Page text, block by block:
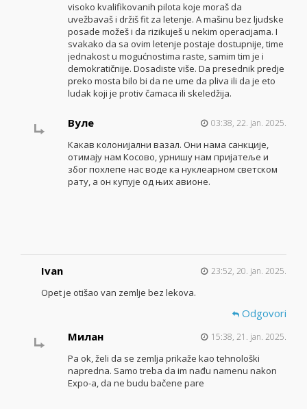
visoko kvalifikovanih pilota koje moraš da
uvežbavaš i držiš fit za letenje. A mašinu bez ljudske
posade možeš i da rizikuješ u nekim operacijama. I
svakako da sa ovim letenje postaje dostupnije, time
jednakost u mogućnostima raste, samim tim je i
demokratičnije. Dosadiste više. Da presednik predje
preko mosta bilo bi da ne ume da pliva ili da je eto
ludak koji je protiv čamaca ili skeledžija.
Вуле 03:38, 22. jan. 2025.
Какав колонијални вазал. Они нама санкције,
отимају нам Косово, урнишу нам пријатеље и
због похлепе нас воде ка нуклеарном светском
рату, а он купује од њих авионе.
Ivan 23:52, 20. jan. 2025.
Opet je otišao van zemlje bez lekova.
Odgovori
Милан
15:38, 21. jan. 2025.
Pa ok, želi da se zemlja prikaže kao tehnološki
napredna. Samo treba da im nađu namenu nakon
Expo-a, da ne budu bačene pare